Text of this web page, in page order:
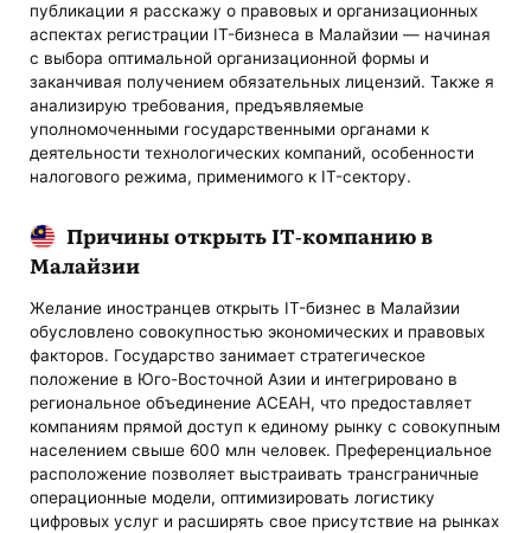
публикации я расскажу о правовых и организационных
аспектах регистрации IT-бизнеса в Малайзии — начиная
с выбора оптимальной организационной формы и
заканчивая получением обязательных лицензий. Также я
анализирую требования, предъявляемые
уполномоченными государственными органами к
деятельности технологических компаний, особенности
налогового режима, применимого к IT-сектору.
Причины открыть IT-компанию в
Малайзии
Желание иностранцев открыть IT-бизнес в Малайзии
обусловлено совокупностью экономических и правовых
факторов. Государство занимает стратегическое
положение в Юго-Восточной Азии и интегрировано в
региональное объединение АСЕАН, что предоставляет
компаниям прямой доступ к единому рынку с совокупным
населением свыше 600 млн человек. Преференциальное
расположение позволяет выстраивать трансграничные
операционные модели, оптимизировать логистику
цифровых услуг и расширять свое присутствие на рынках